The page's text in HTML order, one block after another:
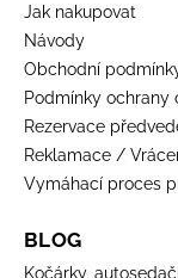
Jak nakupovat
Návody
Obchodní
Podmínky ochrany
Rezervace
Reklamace /
Vymáhací proces
BLOG
Kočárky,